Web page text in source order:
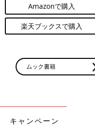
Amazonで購入
楽天ブックスで購入
ムック書籍
キャンペーン